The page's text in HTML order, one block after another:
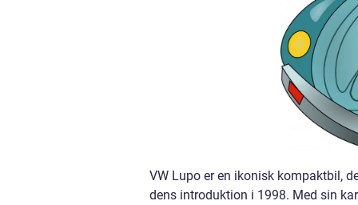
VW Lupo er en ikonisk kompaktbil,
dens introduktion i 1998. Med sin